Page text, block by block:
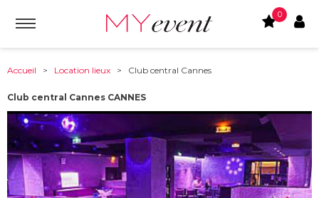
0
Accueil > Location lieux > Club central Cannes
Club central Cannes CANNES